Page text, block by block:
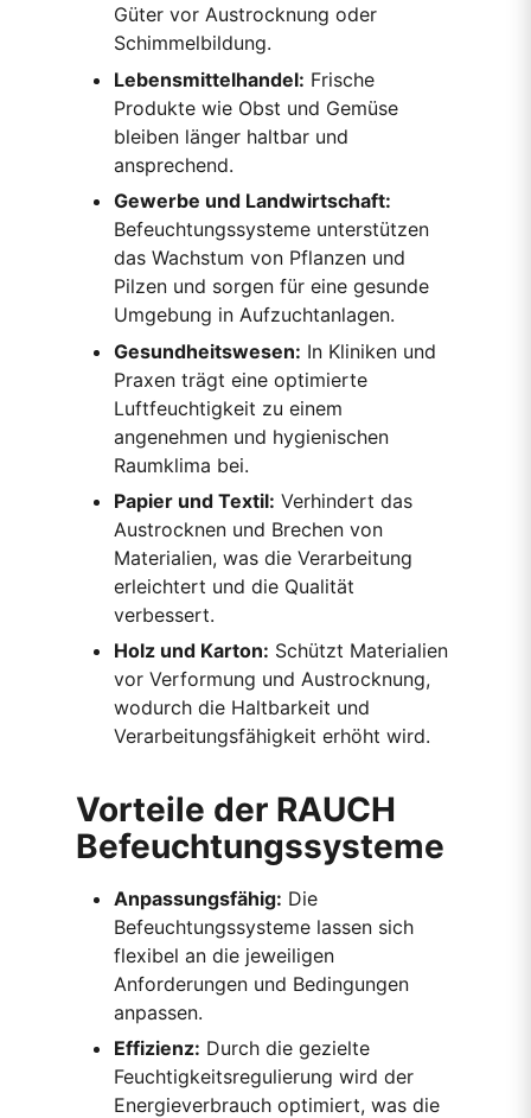
Güter vor Austrocknung oder
Schimmelbildung.
Lebensmittelhandel: Frische
Produkte wie Obst und Gemüse
bleiben länger haltbar und
ansprechend.
Gewerbe und Landwirtschaft:
Befeuchtungssysteme unterstützen
das Wachstum von Pflanzen und
Pilzen und sorgen für eine gesunde
Umgebung in Aufzuchtanlagen.
Gesundheitswesen: In Kliniken und
Praxen trägt eine optimierte
Luftfeuchtigkeit zu einem
angenehmen und hygienischen
Raumklima bei.
Papier und Textil: Verhindert das
Austrocknen und Brechen von
Materialien, was die Verarbeitung
erleichtert und die Qualität
verbessert.
Holz und Karton: Schützt Materialien
vor Verformung und Austrocknung,
wodurch die Haltbarkeit und
Verarbeitungsfähigkeit erhöht wird.
Vorteile der RAUCH
Befeuchtungssysteme
Anpassungsfähig: Die
Befeuchtungssysteme lassen sich
flexibel an die jeweiligen
Anforderungen und Bedingungen
anpassen.
Effizienz: Durch die gezielte
Feuchtigkeitsregulierung wird der
Energieverbrauch optimiert, was die